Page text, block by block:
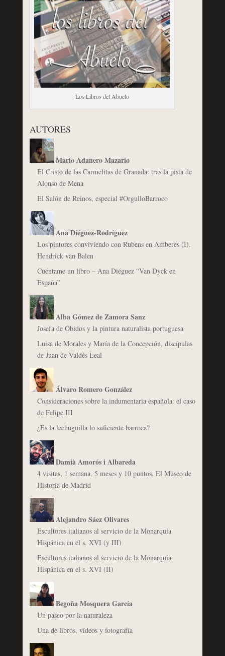
Los Libros del Abuelo
AUTORES
Mario Adanero Mazarío
El Cristo de las Carmelitas de Granada: tras la pista de
Alonso de Mena
El Salón de Reinos, especial #OrgulloBarroco
Ana Diéguez-Rodríguez
Los pintores conviviendo con Rubens en Amberes (I).
Hendrick van Balen
Cuéntame un libro – Ana Diéguez “Van Dyck en
España”
Alba Gómez de Zamora Sanz
Josefa de Óbidos y la pintura naturalista portuguesa
Luisa de Morales y María de la Concepción, discípulas
de Juan de Valdés Leal
Álvaro Romero González
Consideraciones sobre la indumentaria española: el caso
de Felipe III
¿Es la lechuguilla lo suficiente barroca?
Damià Amorós i Albareda
4 visitas, 1 semana, 5 meses y 10 puntos. El Museo de
Historia de Madrid
Alejandro Sáez Olivares
Escultores italianos al servicio de la Monarquía
Hispánica en el s. XVI (y III)
Escultores italianos al servicio de la Monarquía
Hispánica en el s. XVI (II)
Begoña Mosquera García
Un paseo por la naturaleza
Una de libros, vídeos y fotografía